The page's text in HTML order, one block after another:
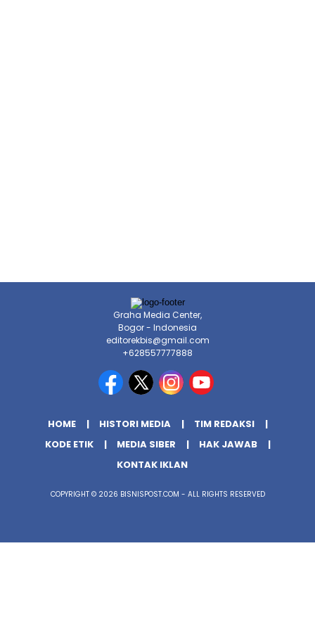
Graha Media Center,
Bogor - Indonesia
editorekbis@gmail.com
+628557777888
HOME HISTORI MEDIA
TIM REDAKSI
KODE ETIK
MEDIA SIBER
HAK JAWAB
KONTAK IKLAN
COPYRIGHT © 2026 BISNISPOST.COM - ALL RIGHTS RESERVED